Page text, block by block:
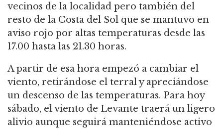
vecinos de la localidad pero también del
resto de la Costa del Sol que se mantuvo en
aviso rojo por altas temperaturas desde las
17.00 hasta las 21.30 horas.
A partir de esa hora empezó a cambiar el
viento, retirándose el terral y apreciándose
un descenso de las temperaturas. Para hoy
sábado, el viento de Levante traerá un ligero
alivio aunque seguirá manteniéndose activo